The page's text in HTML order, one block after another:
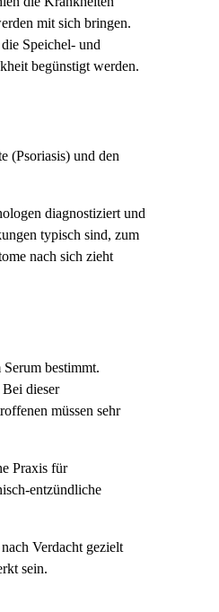
mit sich bringen.
Speichel- und
begünstigt werden.
(Psoriasis) und den
diagnostiziert und
typisch sind, zum
nach sich zieht
bestimmt.
dieser
müssen sehr
Praxis für
entzündliche
Verdacht gezielt
sein.